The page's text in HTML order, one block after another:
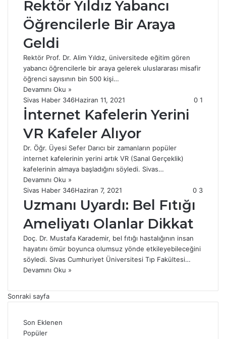
Rektör Yıldız Yabancı
Öğrencilerle Bir Araya
Geldi
Rektör Prof. Dr. Alim Yıldız, üniversitede eğitim gören
yabancı öğrencilerle bir araya gelerek uluslararası misafir
öğrenci sayısının bin 500 kişi…
Devamını Oku »
Sivas Haber 346Haziran 11, 2021 0 1
İnternet Kafelerin Yerini
VR Kafeler Alıyor
Dr. Öğr. Üyesi Sefer Darıcı bir zamanların popüler
internet kafelerinin yerini artık VR (Sanal Gerçeklik)
kafelerinin almaya başladığını söyledi. Sivas…
Devamını Oku »
Sivas Haber 346Haziran 7, 2021 0 3
Uzmanı Uyardı: Bel Fıtığı
Ameliyatı Olanlar Dikkat
Doç. Dr. Mustafa Karademir, bel fıtığı hastalığının insan
hayatını ömür boyunca olumsuz yönde etkileyebileceğini
söyledi. Sivas Cumhuriyet Üniversitesi Tıp Fakültesi…
Devamını Oku »
Sonraki sayfa
Son Eklenen
Popüler